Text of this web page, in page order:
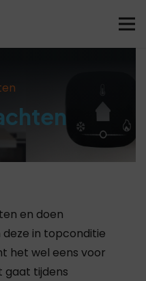
en doen
in topconditie
het wel eens voor
gaat tijdens